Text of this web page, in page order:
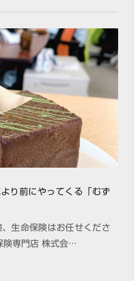
り前にやってくる「むず
生命保険はお任せくださ
険専門店 株式会…